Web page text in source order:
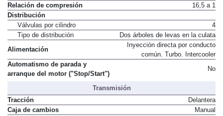
Relación de compresión
16,5 a 1
Distribución
Válvulas por cilindro
4
Tipo de distribución
Dos árboles de levas en la culata
Alimentación
Inyección directa por conducto
común. Turbo. Intercooler
Automatismo de parada y
arranque del motor ("Stop/Start")
No
Transmisión
Tracción
Delantera
Caja de cambios
Manual